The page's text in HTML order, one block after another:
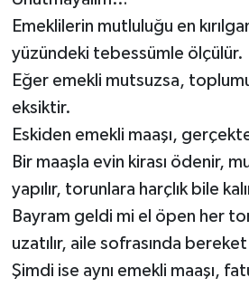
Emeklilerin mutluluğu en
yüzündeki tebessümle ölçülür.
Eğer emekli mutsuzsa,
eksiktir.
Eskiden emekli maaşı,
Bir maaşla evin kirası ödenir,
yapılır, torunlara harçlık bile
Bayram geldi mi el öpen her
uzatılır, aile sofrasında
Şimdi ise aynı emekli maaşı,